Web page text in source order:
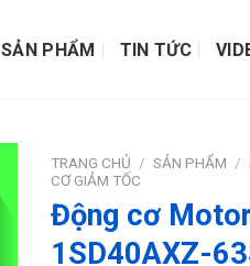
SẢN PHẨM TIN TỨC
TRANG CHỦ / SẢN PHẨM /
CƠ GIẢM TỐC
Động cơ
1SD40AXZ-